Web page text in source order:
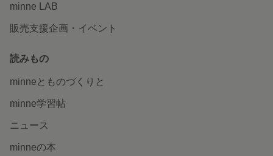
minne LAB
販売支援企画・イベント
読みもの
minneとものづくりと
minne学習帖
ニュース
minneの本